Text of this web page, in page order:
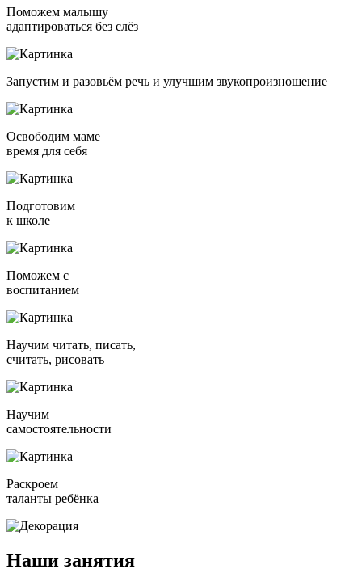
Поможем малышу
адаптироваться без слёз
Запустим и разовьём речь и улучшим звукопроизношение
Освободим маме
время для себя
Подготовим
к школе
Поможем с
воспитанием
Научим читать, писать,
считать, рисовать
Научим
самостоятельности
Раскроем
таланты ребёнка
Наши занятия